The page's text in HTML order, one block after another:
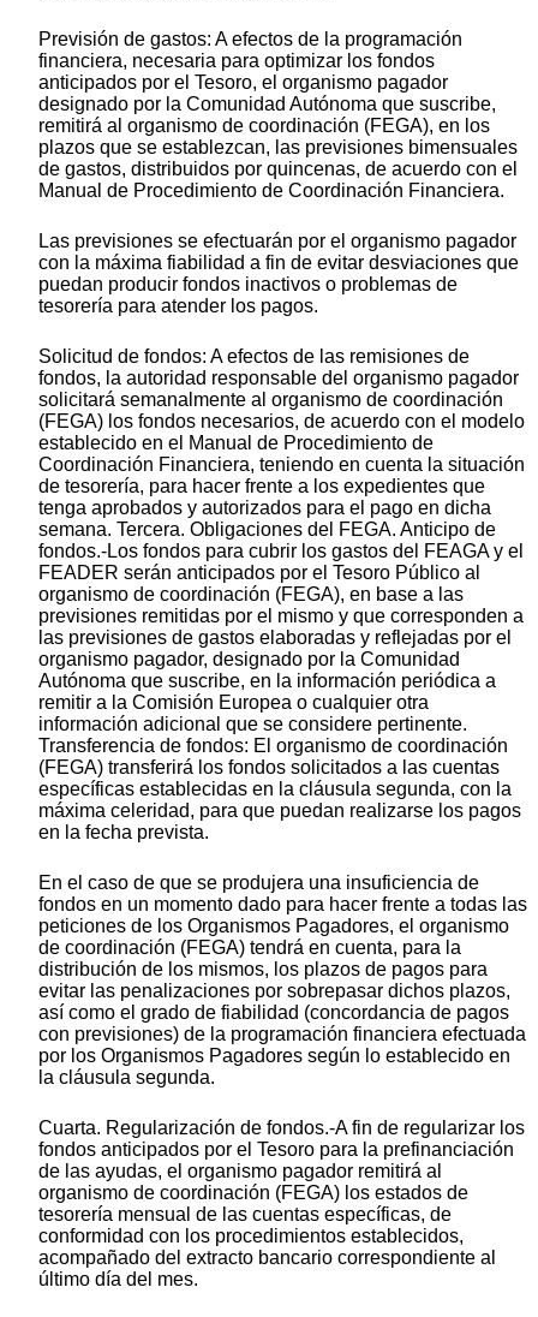
Previsión de gastos: A efectos de la programación
financiera, necesaria para optimizar los fondos
anticipados por el Tesoro, el organismo pagador
designado por la Comunidad Autónoma que suscribe,
remitirá al organismo de coordinación (FEGA), en los
plazos que se establezcan, las previsiones bimensuales
de gastos, distribuidos por quincenas, de acuerdo con el
Manual de Procedimiento de Coordinación Financiera.
Las previsiones se efectuarán por el organismo pagador
con la máxima fiabilidad a fin de evitar desviaciones que
puedan producir fondos inactivos o problemas de
tesorería para atender los pagos.
Solicitud de fondos: A efectos de las remisiones de
fondos, la autoridad responsable del organismo pagador
solicitará semanalmente al organismo de coordinación
(FEGA) los fondos necesarios, de acuerdo con el modelo
establecido en el Manual de Procedimiento de
Coordinación Financiera, teniendo en cuenta la situación
de tesorería, para hacer frente a los expedientes que
tenga aprobados y autorizados para el pago en dicha
semana. Tercera. Obligaciones del FEGA. Anticipo de
fondos.-Los fondos para cubrir los gastos del FEAGA y el
FEADER serán anticipados por el Tesoro Público al
organismo de coordinación (FEGA), en base a las
previsiones remitidas por el mismo y que corresponden a
las previsiones de gastos elaboradas y reflejadas por el
organismo pagador, designado por la Comunidad
Autónoma que suscribe, en la información periódica a
remitir a la Comisión Europea o cualquier otra
información adicional que se considere pertinente.
Transferencia de fondos: El organismo de coordinación
(FEGA) transferirá los fondos solicitados a las cuentas
específicas establecidas en la cláusula segunda, con la
máxima celeridad, para que puedan realizarse los pagos
en la fecha prevista.
En el caso de que se produjera una insuficiencia de
fondos en un momento dado para hacer frente a todas las
peticiones de los Organismos Pagadores, el organismo
de coordinación (FEGA) tendrá en cuenta, para la
distribución de los mismos, los plazos de pagos para
evitar las penalizaciones por sobrepasar dichos plazos,
así como el grado de fiabilidad (concordancia de pagos
con previsiones) de la programación financiera efectuada
por los Organismos Pagadores según lo establecido en
la cláusula segunda.
Cuarta. Regularización de fondos.-A fin de regularizar los
fondos anticipados por el Tesoro para la prefinanciación
de las ayudas, el organismo pagador remitirá al
organismo de coordinación (FEGA) los estados de
tesorería mensual de las cuentas específicas, de
conformidad con los procedimientos establecidos,
acompañado del extracto bancario correspondiente al
último día del mes.